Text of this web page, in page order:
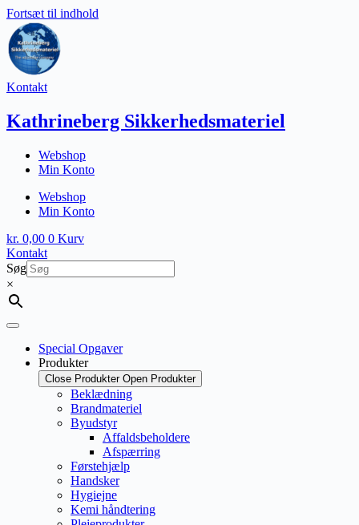
Fortsæt til indhold
Kontakt
Kathrineberg Sikkerhedsmateriel
Webshop
Min Konto
Webshop
Min Konto
kr. 0,00 0 Kurv
Kontakt
Søg
×
Special Opgaver
Produkter
Close Produkter Open Produkter
Beklædning
Brandmateriel
Byudstyr
Affaldsbeholdere
Afspærring
Førstehjælp
Handsker
Hygiejne
Kemi håndtering